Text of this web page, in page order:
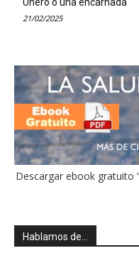
21/02/2025
Descargar ebook gratuito
Hablamos de…